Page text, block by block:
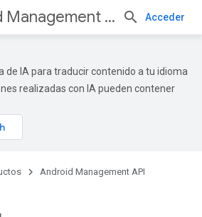
Android Management API Acceder
de IA para traducir contenido a tu idioma
realizadas con IA pueden contener
Android Management API